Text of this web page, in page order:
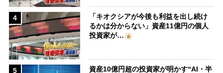
4
「キオクシアが今後も利益を出し続け
るかは分からない」資産11億円の個人
投資家が…
5 資産10億円超の投資家が明かす“AI・半